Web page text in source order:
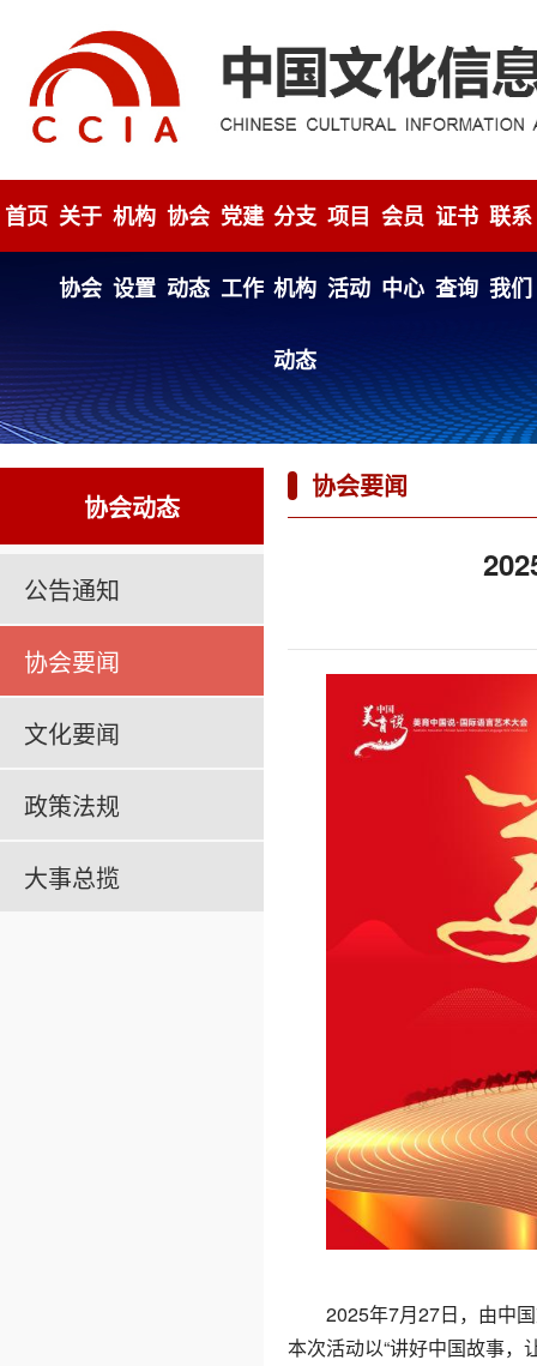
首页 关于
协会
机构
设置
协会
动态
党建
工作
分支
机构
动态
项目
活动
会员
中心
证书
查询
联系
我们
协会动态
公告通知
协会要闻
文化要闻
政策法规
大事总揽
协会要闻
2025年7月27日，由中
本次活动以“讲好中国故事，